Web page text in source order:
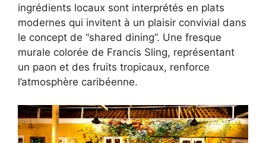
ingrédients locaux sont interprétés en plats
modernes qui invitent à un plaisir convivial dans
le concept de “shared dining”. Une fresque
murale colorée de Francis Sling, représentant
un paon et des fruits tropicaux, renforce
l’atmosphère caribéenne.